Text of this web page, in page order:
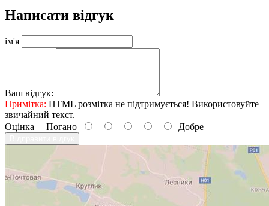
Написати відгук
ім'я
Ваш відгук:
Примітка: HTML розмітка не підтримується! Використовуйте
звичайний текст.
Оцінка Погано Добре